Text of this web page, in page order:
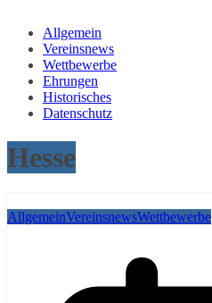
Allgemein
Vereinsnews
Wettbewerbe
Ehrungen
Historisches
Datenschutz
Hesse
AllgemeinVereinsnewsWettbewerbe